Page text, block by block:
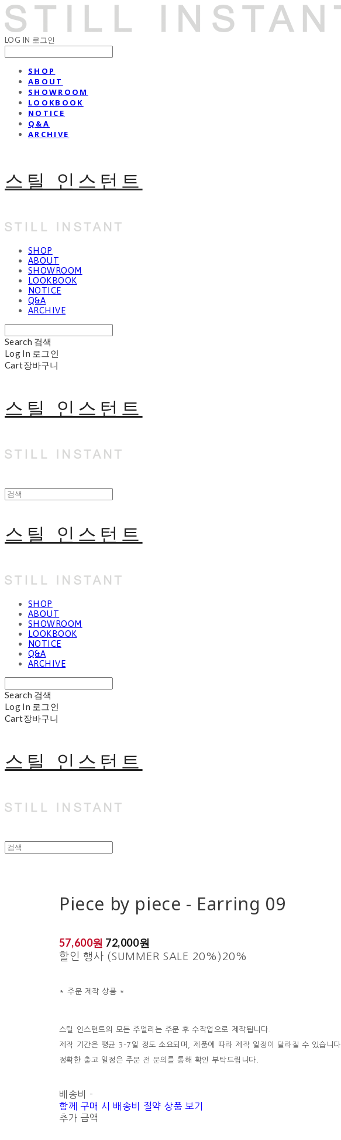
LOG IN 로그인
SHOP
ABOUT
SHOWROOM
LOOKBOOK
NOTICE
Q&A
ARCHIVE
스틸 인스턴트
SHOP
ABOUT
SHOWROOM
LOOKBOOK
NOTICE
Q&A
ARCHIVE
Search 검색
Log In 로그인
Cart장바구니
스틸 인스턴트
스틸 인스턴트
SHOP
ABOUT
SHOWROOM
LOOKBOOK
NOTICE
Q&A
ARCHIVE
Search 검색
Log In 로그인
Cart장바구니
스틸 인스턴트
Piece by piece - Earring 09
57,600원 72,000원
할인 행사 (SUMMER SALE 20%) 20%
* 주문 제작 상품 *
스틸 인스턴트의 모든 주얼리는 주문 후 수작업으로 제작됩니다.
제작 기간은 평균 3–7일 정도 소요되며, 제품에 따라 제작 일정이 달라질 수 있습니다.
정확한 출고 일정은 주문 전 문의를 통해 확인 부탁드립니다.
배송비 -
함께 구매 시 배송비 절약 상품 보기
추가 금액